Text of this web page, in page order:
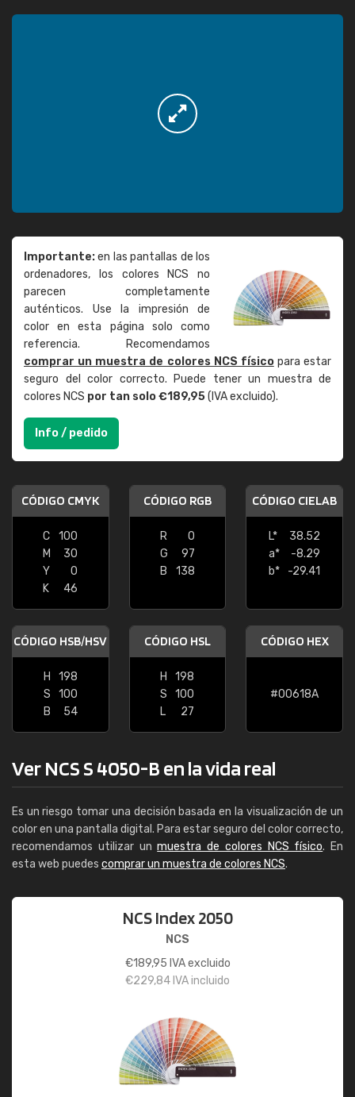
Importante:en las pantallas de los
ordenadores, los colores NCS no
parecen completamente
auténticos. Use la impresión de
color en esta página solo como
referencia. Recomendamos
comprar un muestra de colores NCS físicopara estar
seguro del color correcto. Puede tener un muestra de
colores NCS por tan solo €189,95(IVA excluido).
Info / pedido
CÓDIGO CMYK
C
100
M
30
Y
0
K
46
CÓDIGO RGB
R
0
G
97
B
138
CÓDIGO CIELAB
L*
38.52
a*
-8.29
b*
-29.41
CÓDIGO HSB/HSV
H
198
S
100
B
54
CÓDIGO HSL
H
198
S
100
L
27
CÓDIGO HEX
#00618A
Ver NCS S 4050-B en la vida real
Es un riesgo tomar una decisión basada en la visualización de un
color en una pantalla digital. Para estar seguro del color correcto,
recomendamos utilizar unmuestra de colores NCS físico. En
esta web puedes comprar un muestra de colores NCS.
NCS Index 2050
NCS
€189,95 IVA excluido
€229,84 IVA incluido